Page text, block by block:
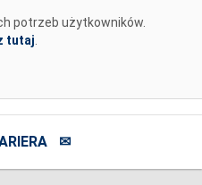
potrzeb użytkowników.
tutaj
✉